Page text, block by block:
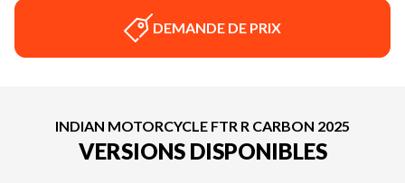
DEMANDE DE PRIX
INDIAN MOTORCYCLE FTR R CARBON 2025
VERSIONS DISPONIBLES